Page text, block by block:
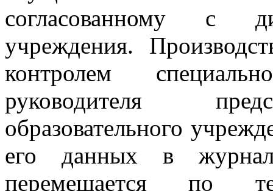
согласованному с
учреждения.
контролем
руководителя
образовательного
его данных в
перемещается по